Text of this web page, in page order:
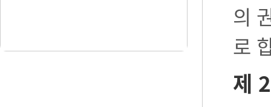
의
로
제